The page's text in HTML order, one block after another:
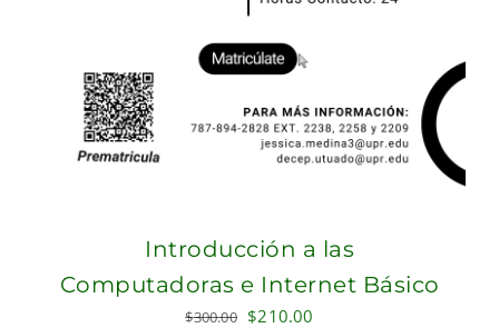
Introducción a las
Computadoras e Internet Básico
$300.00 Original
$210.00